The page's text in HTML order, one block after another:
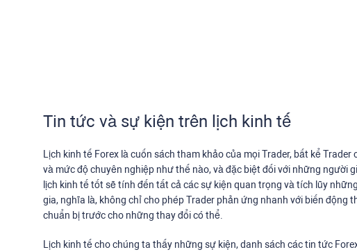
Tin tức và sự kiện trên lịch kinh tế
Lịch kinh tế Forex là cuốn sách tham khảo của mọi Trader, bất kể Trader
và mức độ chuyên nghiệp như thế nào, và đặc biệt đối với những người
lịch kinh tế tốt sẽ tính đến tất cả các sự kiện quan trọng và tích lũy
gia, nghĩa là, không chỉ cho phép Trader phản ứng nhanh với biến động
chuẩn bị trước cho những thay đổi có thể.
Lịch kinh tế cho chúng ta thấy những sự kiện, danh sách các tin tức